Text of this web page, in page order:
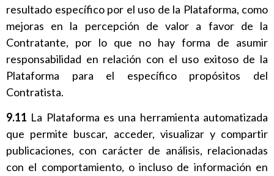
resultado específico por el uso de la Plataforma, como
mejoras en la percepción de valor a favor de la
Contratante, por lo que no hay forma de asumir
responsabilidad en relación con el uso exitoso de la
Plataforma para el específico propósitos del
Contratista.
9.11 La Plataforma es una herramienta automatizada
que permite buscar, acceder, visualizar y compartir
publicaciones, con carácter de análisis, relacionadas
con el comportamiento, o incluso de información en